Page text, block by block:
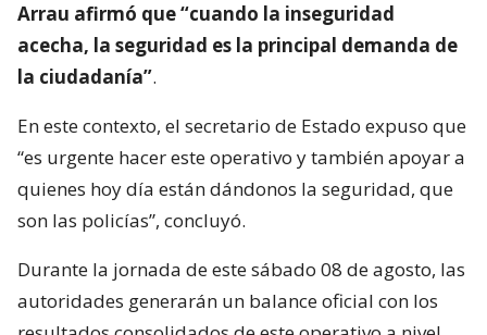
Arrau afirmó que “cuando la inseguridad
acecha, la seguridad es la principal demanda de
la ciudadanía”.
En este contexto, el secretario de Estado expuso que
“es urgente hacer este operativo y también apoyar a
quienes hoy día están dándonos la seguridad, que
son las policías”, concluyó.
Durante la jornada de este sábado 08 de agosto, las
autoridades generarán un balance oficial con los